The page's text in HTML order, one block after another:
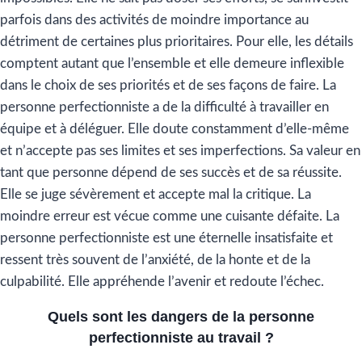
parfois dans des activités de moindre importance au
détriment de certaines plus prioritaires. Pour elle, les détails
comptent autant que l’ensemble et elle demeure inflexible
dans le choix de ses priorités et de ses façons de faire. La
personne perfectionniste a de la difficulté à travailler en
équipe et à déléguer. Elle doute constamment d’elle-même
et n’accepte pas ses limites et ses imperfections. Sa valeur en
tant que personne dépend de ses succès et de sa réussite.
Elle se juge sévèrement et accepte mal la critique. La
moindre erreur est vécue comme une cuisante défaite. La
personne perfectionniste est une éternelle insatisfaite et
ressent très souvent de l’anxiété, de la honte et de la
culpabilité. Elle appréhende l’avenir et redoute l’échec.
Quels sont les dangers de la personne
perfectionniste au travail ?